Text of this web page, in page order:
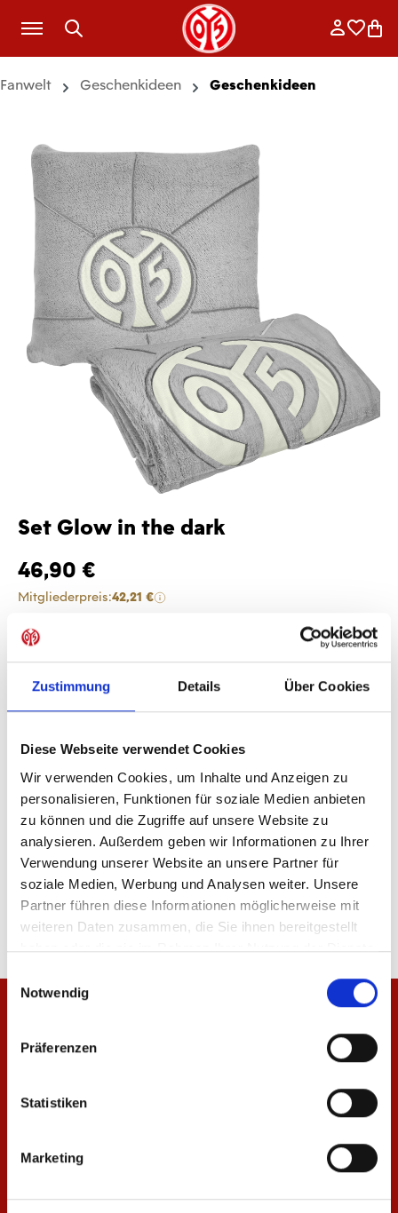
Zustimmung Details Über Cookies
Diese Webseite verwendet Cookies
Wir verwenden Cookies, um Inhalte und Anzeigen zu
personalisieren, Funktionen für soziale Medien anbieten
zu können und die Zugriffe auf unsere Website zu
analysieren. Außerdem geben wir Informationen zu Ihrer
Verwendung unserer Website an unsere Partner für
soziale Medien, Werbung und Analysen weiter. Unsere
Partner führen diese Informationen möglicherweise mit
weiteren Daten zusammen, die Sie ihnen bereitgestellt
haben oder die sie im Rahmen Ihrer Nutzung der Dienste
Notwendig
Präferenzen
Statistiken
Marketing
Zum Hauptinhalt springen
Fanwelt Geschenkideen Geschenkideen
Set Glow in the dark
46,90 €
Mitgliederpreis:42,21 €
Produkt Anzahl: Gib den gewünschten
Sofort verfügbar, Lieferzeit: 1-3 Tage
IN DEN WARENKORB
Produktdetails